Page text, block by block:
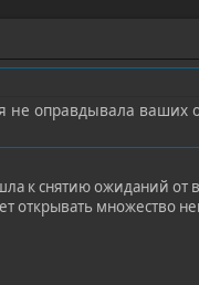
не оправдывала ваших
к снятию ожиданий от
открывать множество